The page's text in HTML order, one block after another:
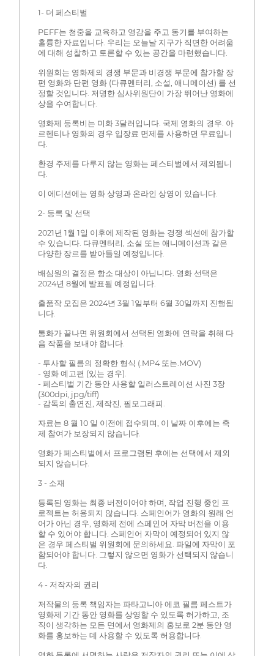
1- 더 페스티벌
PEFF는 청중을 교육하고 영감을 주고 동기를 부여하는
훌륭한 자료입니다. 우리는 오늘날 지구가 직면한 어려움
에 대해 성찰하고 토론할 수 있는 공간을 마련했습니다.
위원회는 영화제의 경쟁 부문과 비경쟁 부문에 참가할 장
편 영화와 단편 영화 (다큐멘터리, 소설, 애니메이션) 를 선
정할 것입니다. 저명한 심사위원단이 가장 뛰어난 영화에
상을 수여합니다.
영화제 등록비는 미화 3달러입니다. 국제 영화의 경우. 아
르헨티나 영화의 경우 입장료 면제를 사용하면 무료입니
다.
환경 주제를 다루지 않는 영화는 페스티벌에서 제외됩니
다.
이 에디션에는 영화 상영과 온라인 상영이 있습니다.
2- 등록 및 선택
2021년 1월 1일 이후에 제작된 영화는 경쟁 섹션에 참가할
수 있습니다. 다큐멘터리, 소설 또는 애니메이션과 같은
다양한 장르를 받아들일 예정입니다.
배심원의 결정은 항소 대상이 아닙니다. 영화 선택은
2024년 8월에 발표될 예정입니다.
출품작 모집은 2024년 3월 1일부터 6월 30일까지 진행됩
니다.
통화가 끝나면 위원회에서 선택된 영화에 연락을 취해 다
음 작품을 보내야 합니다.
- 투사할 필름의 정확한 형식 (.MP4 또는.MOV)
- 영화 예고편 (있는 경우).
- 페스티벌 기간 동안 사용할 일러스트레이션 사진 3장
(300dpi, jpg/tiff)
- 감독의 출연진, 제작진, 필모그래피.
자료는 8 월 10 일 이전에 접수되며, 이 날짜 이후에는 축
제 참여가 보장되지 않습니다.
영화가 페스티벌에서 프로그램된 후에는 선택에서 제외
되지 않습니다.
3 - 소재
등록된 영화는 최종 버전이어야 하며, 작업 진행 중인 프
로젝트는 허용되지 않습니다. 스페인어가 영화의 원래 언
어가 아닌 경우, 영화제 전에 스페인어 자막 버전을 이용
할 수 있어야 합니다. 스페인어 자막이 예정되어 있지 않
은 경우 페스티벌 위원회에 문의하세요. 파일에 자막이 포
함되어야 합니다. 그렇지 않으면 영화가 선택되지 않습니
다.
4 - 저작자의 권리
저작물의 등록 책임자는 파타고니아 에코 필름 페스트가
영화제 기간 동안 영화를 상영할 수 있도록 허가하고, 조
직이 생각하는 모든 면에서 영화제의 홍보로 2분 동안 영
화를 홍보하는 데 사용할 수 있도록 허용합니다.